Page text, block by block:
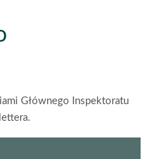
Głównego Inspektoratu